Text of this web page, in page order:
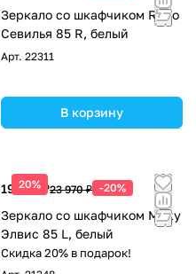
Зеркало со шкафчиком Runo
Севилья 85 R, белый
Арт. 22311
В корзину
20%
19 176 ₽23 970 ₽ -20%
Зеркало со шкафчиком Misty
Элвис 85 L, белый
Скидка 20% в подарок!